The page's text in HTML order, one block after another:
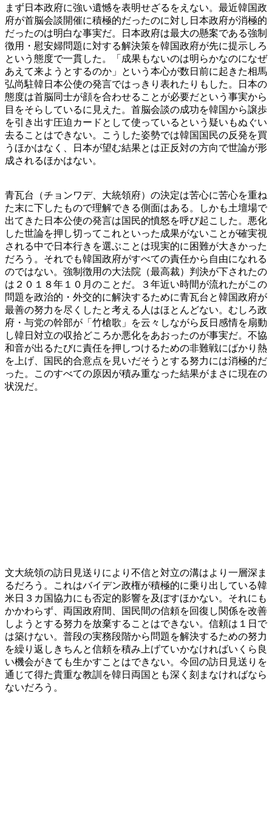
まず日本政府に強い遺憾を表明せざるをえない。最近韓国政
府が首脳会談開催に積極的だったのに対し日本政府が消極的
だったのは明白な事実だ。日本政府は最大の懸案である強制
徴用・慰安婦問題に対する解決策を韓国政府が先に提示しろ
という態度で一貫した。「成果もないのは明らかなのになぜ
あえて来ようとするのか」という本心が数日前に起きた相馬
弘尚駐韓日本公使の発言ではっきり表れたりもした。日本の
態度は首脳同士が顔を合わせることが必要だという事実から
目をそらしているに見えた。首脳会談の成功を韓国から譲歩
を引き出す圧迫カードとして使っているという疑いもぬぐい
去ることはできない。こうした姿勢では韓国国民の反発を買
うほかはなく、日本が望む結果とは正反対の方向で世論が形
成されるほかはない。
青瓦台（チョンワデ、大統領府）の決定は苦心に苦心を重ね
た末に下したもので理解できる側面はある。しかも土壇場で
出てきた日本公使の発言は国民的憤怒を呼び起こした。悪化
した世論を押し切ってこれといった成果がないことが確実視
される中で日本行きを選ぶことは現実的に困難が大きかった
だろう。それでも韓国政府がすべての責任から自由になれる
のではない。強制徴用の大法院（最高裁）判決が下されたの
は２０１８年１０月のことだ。３年近い時間が流れたがこの
問題を政治的・外交的に解決するために青瓦台と韓国政府が
最善の努力を尽くしたと考える人はほとんどない。むしろ政
府・与党の幹部が「竹槍歌」を云々しながら反日感情を扇動
し韓日対立の収拾どころか悪化をあおったのが事実だ。不協
和音が出るたびに責任を押しつけるための非難戦にばかり熱
を上げ、国民的合意点を見いだそうとする努力には消極的だ
った。このすべての原因が積み重なった結果がまさに現在の
状況だ。
文大統領の訪日見送りにより不信と対立の溝はより一層深ま
るだろう。これはバイデン政権が積極的に乗り出している韓
米日３カ国協力にも否定的影響を及ぼすほかない。それにも
かかわらず、両国政府間、国民間の信頼を回復し関係を改善
しようとする努力を放棄することはできない。信頼は１日で
は築けない。普段の実務段階から問題を解決するための努力
を繰り返しきちんと信頼を積み上げていかなければいくら良
い機会がきても生かすことはできない。今回の訪日見送りを
通じて得た貴重な教訓を韓日両国とも深く刻まなければなら
ないだろう。